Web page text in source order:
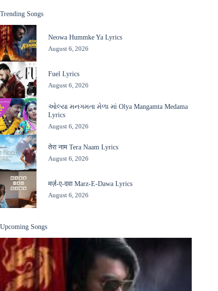
Trending Songs
Neowa Hummke Ya Lyrics
August 6, 2026
Fuel Lyrics
August 6, 2026
ઓલ્યા મનગમતા મેળા માં Olya Mangamta Medama
Lyrics
August 6, 2026
तेरा नाम Tera Naam Lyrics
August 6, 2026
मर्ज़-ए-दवा Marz-E-Dawa Lyrics
August 6, 2026
Upcoming Songs